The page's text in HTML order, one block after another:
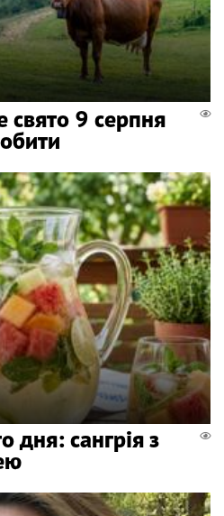
свято 9 серпня
дня: сангрія з